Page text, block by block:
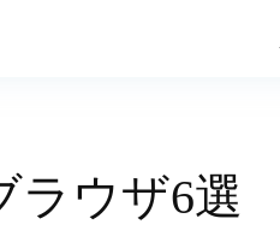
ラウザ6選